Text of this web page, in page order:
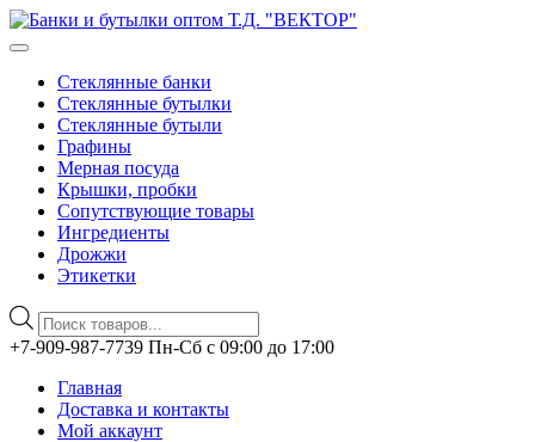
Стеклянные банки
Стеклянные бутылки
Стеклянные бутыли
Графины
Мерная посуда
Крышки, пробки
Сопутствующие товары
Ингредиенты
Дрожжи
Этикетки
Поиск
товаров
Перейти
содержимому
+7-909-987-7739 Пн-Сб с 09:00 до 17:00
Главная
Доставка и контакты
Мой аккаунт